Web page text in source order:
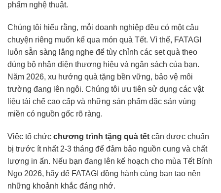
phẩm nghệ thuật.
Chúng tôi hiểu rằng, mỗi doanh nghiệp đều có một câu
chuyện riêng muốn kể qua món quà Tết. Vì thế, FATAGI
luôn sẵn sàng lắng nghe để tùy chỉnh các set quà theo
đúng bộ nhận diện thương hiệu và ngân sách của bạn.
Năm 2026, xu hướng quà tặng bền vững, bảo vệ môi
trường đang lên ngôi. Chúng tôi ưu tiên sử dụng các vật
liệu tái chế cao cấp và những sản phẩm đặc sản vùng
miền có nguồn gốc rõ ràng.
Việc tổ chức chương trình tặng quà tết cần được chuẩn
bị trước ít nhất 2-3 tháng để đảm bảo nguồn cung và chất
lượng in ấn. Nếu bạn đang lên kế hoạch cho mùa Tết Bính
Ngọ 2026, hãy để FATAGI đồng hành cùng bạn tạo nên
những khoảnh khắc đáng nhớ.